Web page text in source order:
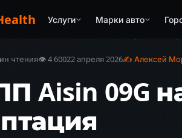
Услуги Марки авто
чтения👁 4 60022 апреля 2026✍ Алексей
Aisin 09G